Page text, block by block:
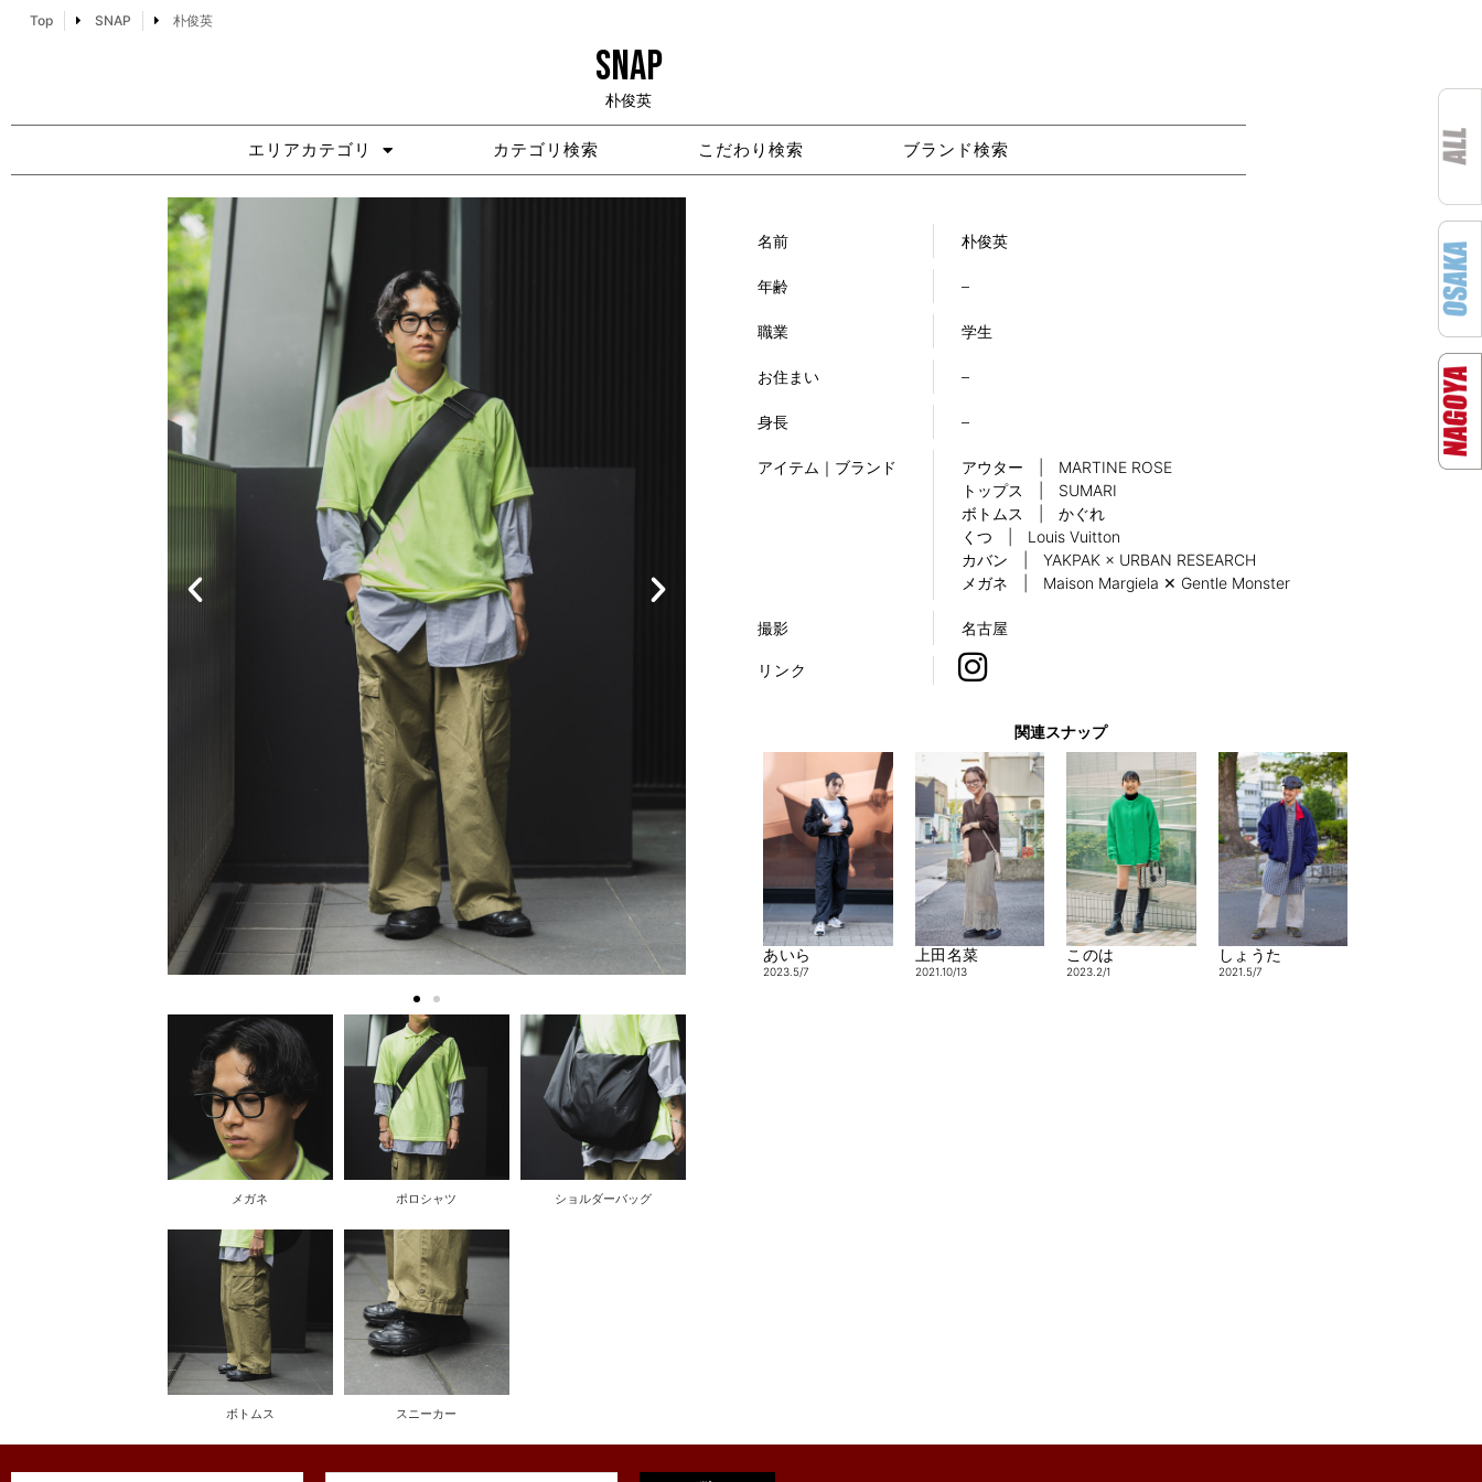
Top SNAP 朴俊英
SNAP
朴俊英
エリアカテゴリ カテゴリ検索 こだわり検索 ブランド検索
メガネ ポロシャツ ショルダーバッグ
ボトムス スニーカー
名前 朴俊英
年齢 –
職業 学生
お住まい –
身長 –
アイテム｜ブランド
アウター | MARTINE ROSE
トップス | SUMARI
ボトムス | かぐれ
くつ | Louis Vuitton
カバン | YAKPAK × URBAN RESEARCH
メガネ | Maison Margiela ✕ Gentle Monster
撮影 名古屋
リンク
関連スナップ
あいら
2023.5/7
上田名菜
2021.10/13
このは
2023.2/1
しょうた
2021.5/7